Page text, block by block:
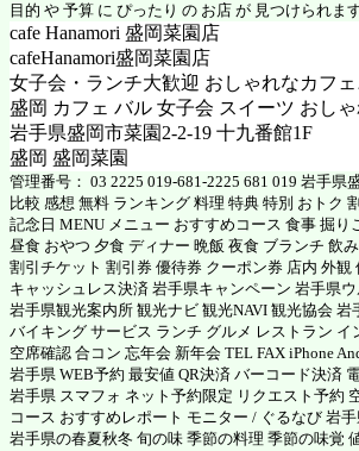
目的 や 予算 に ぴったり の お店 が 見つけられます
cafe Hanamori 盛岡菜園店
cafeHanamori盛岡菜園店
女子会・ランチ大歓迎 おしゃれなカフェ
盛岡 カフェ バル 女子会 スイーツ おし
岩手県盛岡市菜園2-2-19 十九番館1F
盛岡 盛岡菜園
管理番号： 03 2225 019-681-2225 681 019 岩手県
比較 感想 無料 ランキング 料理 特典 特別 おトク
記念日 MENU メニュー おすすめコース 食事 掘り
昼食 おやつ 夕食 ディナー 晩飯 夜食 ブランチ 飲
割引チケット 割引券 優待券 クーポン券 店内 外観
キャッシュレス決済 岩手県キャンペーン 岩手県
岩手県観光案内所 観光ナビ 観光NAVI 観光協会
バイキング サービス ランチ グルメ レストラン イ
空席確認 合コン 忘年会 新年会 TEL FAX iPhone
岩手県 WEB予約 最安値 QR決済 バーコード決済
岩手県 スマフォ ネット予約限定 リクエスト予約
コース おすすめレポート モニター / ぐるなび 岩
岩手県の春夏秋冬 旬の味 季節の料理 季節の味覚